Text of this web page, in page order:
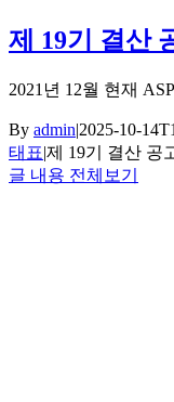
제 19기 결산
2021년 12월 현재
By admin|2025-10-
태표|제 19기 결산 공
글 내용 전체보기